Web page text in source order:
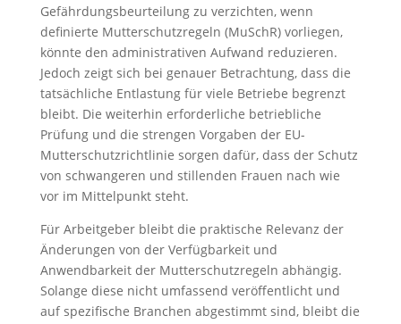
Gefährdungsbeurteilung zu verzichten, wenn
definierte Mutterschutzregeln (MuSchR) vorliegen,
könnte den administrativen Aufwand reduzieren.
Jedoch zeigt sich bei genauer Betrachtung, dass die
tatsächliche Entlastung für viele Betriebe begrenzt
bleibt. Die weiterhin erforderliche betriebliche
Prüfung und die strengen Vorgaben der EU-
Mutterschutzrichtlinie sorgen dafür, dass der Schutz
von schwangeren und stillenden Frauen nach wie
vor im Mittelpunkt steht.
Für Arbeitgeber bleibt die praktische Relevanz der
Änderungen von der Verfügbarkeit und
Anwendbarkeit der Mutterschutzregeln abhängig.
Solange diese nicht umfassend veröffentlicht und
auf spezifische Branchen abgestimmt sind, bleibt die